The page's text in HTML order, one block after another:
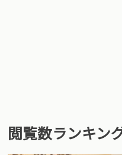
閲覧数ランキン